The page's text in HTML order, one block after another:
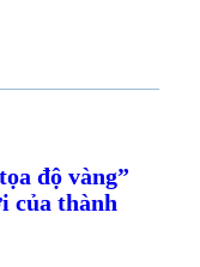
độ vàng”
của thành